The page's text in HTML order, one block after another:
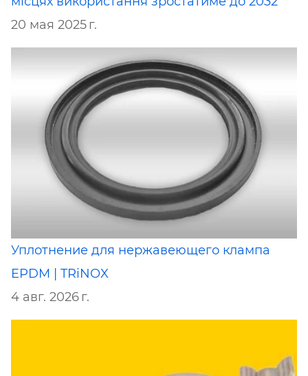
20 мая 2025 г.
Уплотнение для нержавеющего клампа
EPDM | TRiNOX
4 авг. 2026 г.